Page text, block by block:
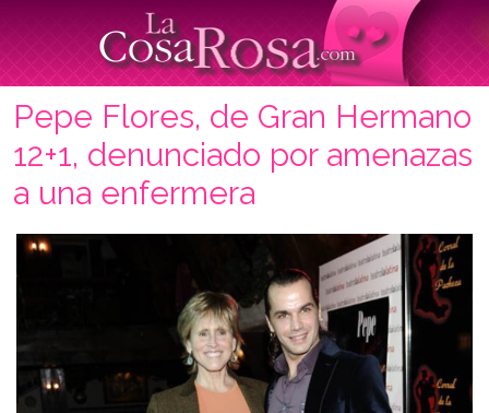
Pepe Flores, de Gran Hermano
12+1, denunciado por amenazas
a una enfermera